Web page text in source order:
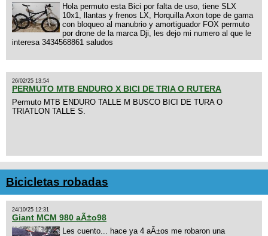
Hola permuto esta Bici por falta de uso, tiene SLX
10x1, llantas y frenos LX, Horquilla Axon tope de gama
con bloqueo al manubrio y amortiguador FOX permuto
por drone de la marca Dji, les dejo mi numero al que le
interesa 3434568861 saludos
26/02/25 13:54
PERMUTO MTB ENDURO X BICI DE TRIA O RUTERA
Permuto MTB ENDURO TALLE M BUSCO BICI DE TURA O
TRIATLON TALLE S.
Bicicletas robadas
24/10/25 12:31
Giant MCM 980 aÃ±o98
Les cuento... hace ya 4 aÃ±os me robaron una